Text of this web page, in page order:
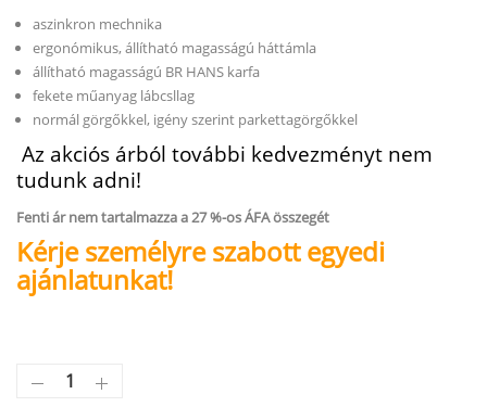
aszinkron mechnika
ergonómikus, állítható magasságú háttámla
állítható magasságú BR HANS karfa
fekete műanyag lábcsllag
normál görgőkkel, igény szerint parkettagörgőkkel
Az akciós árból további kedvezményt nem
tudunk adni!
Fenti ár nem tartalmazza a 27 %-os ÁFA összegét
Kérje személyre szabott egyedi
ajánlatunkat!